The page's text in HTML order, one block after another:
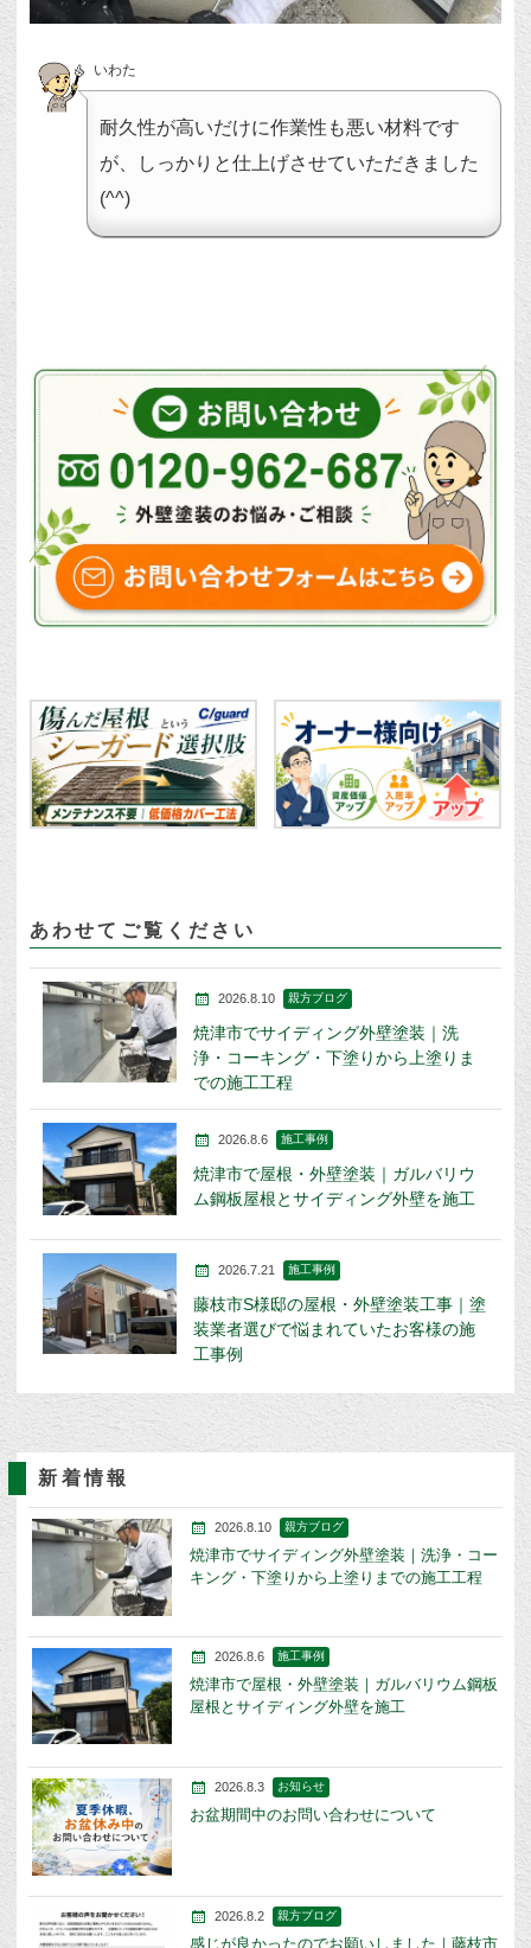
いわた
耐久性が高いだけに作業性も悪い材料です
が、しっかりと仕上げさせていただきました
(^^)
あわせてご覧ください
2026.8.10 親方ブログ
焼津市でサイディング外壁塗装｜洗
浄・コーキング・下塗りから上塗りま
での施工工程
2026.8.6 施工事例
焼津市で屋根・外壁塗装｜ガルバリウ
ム鋼板屋根とサイディング外壁を施工
2026.7.21 施工事例
藤枝市S様邸の屋根・外壁塗装工事｜塗
装業者選びで悩まれていたお客様の施
工事例
新着情報
2026.8.10 親方ブログ
焼津市でサイディング外壁塗装｜洗浄・コー
キング・下塗りから上塗りまでの施工工程
2026.8.6 施工事例
焼津市で屋根・外壁塗装｜ガルバリウム鋼板
屋根とサイディング外壁を施工
2026.8.3 お知らせ
お盆期間中のお問い合わせについて
2026.8.2 親方ブログ
感じが良かったのでお願いしました｜藤枝市